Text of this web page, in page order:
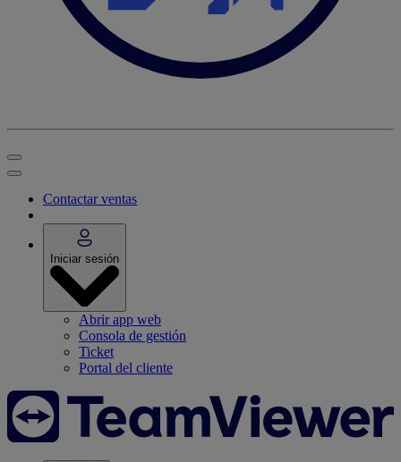
Contactar ventas
Iniciar sesión
Abrir app web
Consola de gestión
Ticket
Portal del cliente